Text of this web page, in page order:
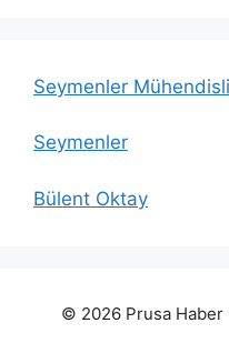
Seymenler
Seymenler
Bülent Oktay
© 2026 Prusa Haber